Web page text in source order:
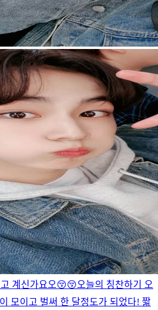
계신가요오😚😚오늘의 칭찬하기 오
모이고 벌써 한 달정도가 되었다! 짧